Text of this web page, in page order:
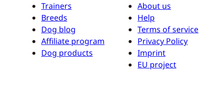
Trainers
Breeds
Dog blog
Affiliate program
Dog products
About us
Help
Terms of service
Privacy Policy
Imprint
EU project